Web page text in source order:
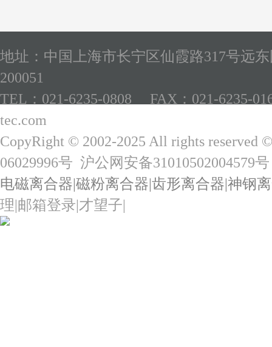
地址：中国上海市长宁区仙霞路317号远
200051
TEL：021-6235-0808 FAX：021-6235-
tec.com
CopyRight © 2002-2025 All rights reserved ©
06029996号 沪公网安备31010502004579号
电磁离合器|磁粉离合器|齿形离合器|神钢
理|邮箱登录|才望子|